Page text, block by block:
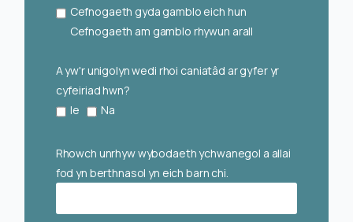
Cefnogaeth gyda gamblo eich hun
Cefnogaeth am gamblo rhywun arall
A yw'r unigolyn wedi rhoi caniatâd ar gyfer yr
cyfeiriad hwn?
Ie
Na
Rhowch unrhyw wybodaeth ychwanegol a allai
fod yn berthnasol yn eich barn chi.